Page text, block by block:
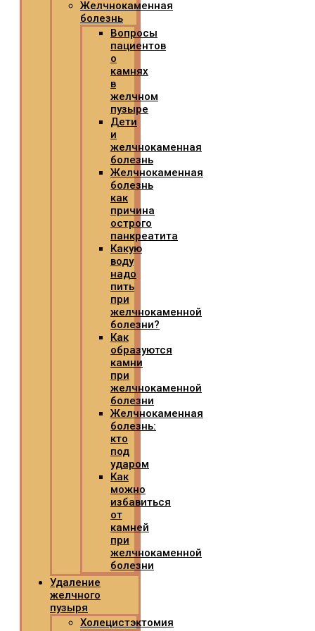
Желчнокаменная
болезнь
Вопросы
пациентов
о
камнях
в
желчном
пузыре
Дети
и
желчнокаменная
болезнь
Желчнокаменная
болезнь
как
причина
острого
панкреатита
Какую
воду
надо
пить
при
желчнокаменной
болезни?
Как
образуются
камни
при
желчнокаменной
болезни
Желчнокаменная
болезнь:
кто
под
ударом
Как
можно
избавиться
от
камней
при
желчнокаменной
болезни
Удаление
желчного
пузыря
Холецистэктомия